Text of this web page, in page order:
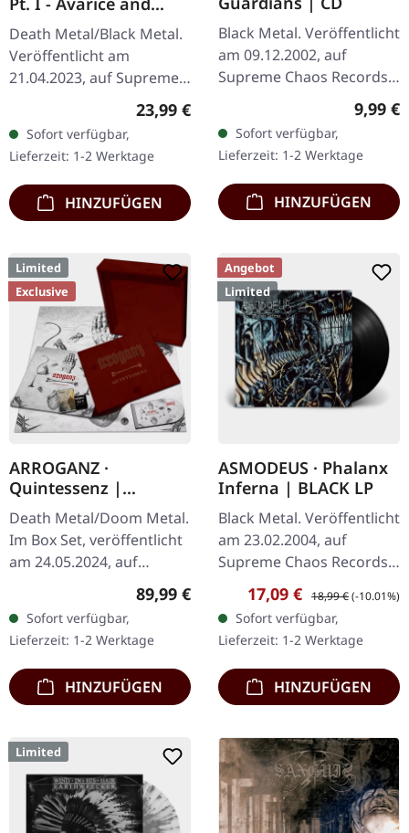
Retribution |
YELLOW/BLACK LP
Death Metal/Black Metal.
Veröffentlicht am
21.04.2023, auf Supreme
Dunkelgelb/Schwarz
marmoriertes Vinyl im
schweren Cover…
Regulärer Preis:
23,99 €
Sofort verfügbar,
Lieferzeit: 1-2 Werktage
HINZUFÜGEN
Black Metal. Veröffentlicht
am 09.12.2002, auf
Supreme Chaos Records.
CD im Jewelcase mit 12-
seitigem Booklet. Wenn
österreichischer Black
Metal den…
9,99 €
Sofort verfügbar,
Lieferzeit: 1-2 Werktage
HINZUFÜGEN
Limited
Exclusive
ARROGANZ ·
Quintessenz |
WOODEN BOX SET
Death Metal/Doom Metal.
Im Box Set, veröffentlicht
am 24.05.2024, auf
Supreme Chaos Records.
handgearbeitete Holzbox
mit graviertem…
Regulärer Preis:
89,99 €
Sofort verfügbar,
Lieferzeit: 1-2 Werktage
HINZUFÜGEN
Angebot
Limited
ASMODEUS · Phalanx
Inferna | BLACK LP
Black Metal. Veröffentlicht
am 23.02.2004, auf
Supreme Chaos Records.
Hochwertiges 180g Vinyl
mit schönem Gatefold
Cover und bedruckten
Innenhüllen.…
Verkaufspreis:
17,09 € Regulärer Preis:
18,99 €(-10.01%)
Sofort verfügbar,
Lieferzeit: 1-2 Werktage
HINZUFÜGEN
Limited